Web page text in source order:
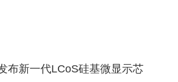
布新一代LCoS硅基微显示芯